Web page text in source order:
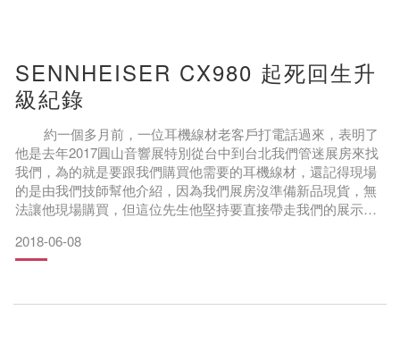
SENNHEISER CX980 起死回生升
級紀錄
約一個多月前，一位耳機線材老客戶打電話過來，表明了
他是去年2017圓山音響展特別從台中到台北我們管迷展房來找
我們，為的就是要跟我們購買他需要的耳機線材，還記得現場
的是由我們技師幫他介紹，因為我們展房沒準備新品現貨，無
法讓他現場購買，但這位先生他堅持要直接帶走我們的展示新
電話中表明了他很滿意去年音響展跟我們購買的耳機升級
2018-06-08